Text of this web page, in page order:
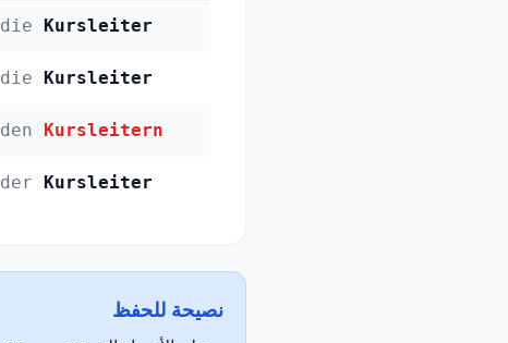
die Kursleiter
die Kursleiter
den Kursleitern
der Kursleiter
نصيحة للحفظ